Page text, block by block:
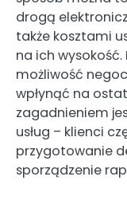
drogą
także kosztami
na ich
możliwość
wpłynąć na
zagadnieniem
usług – klienci
przygotowanie
sporządzenie